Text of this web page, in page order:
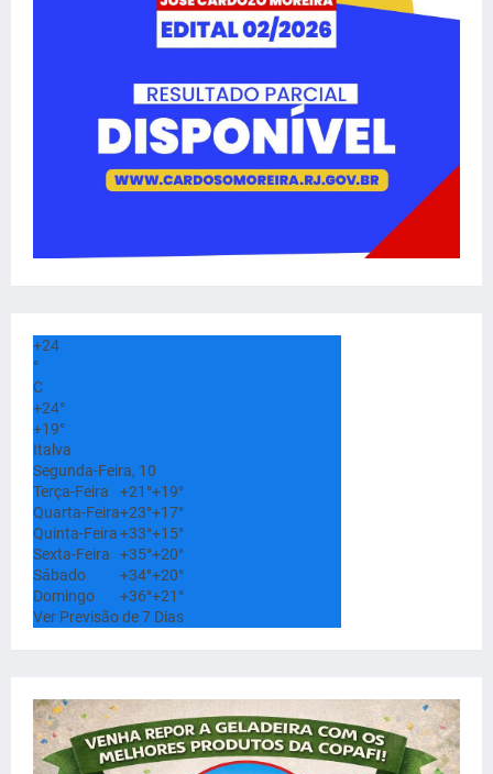
+24
°
C
+24°
+19°
Italva
Segunda-Feira, 10
Terça-Feira
+21°+19°
Quarta-Feira+23°+17°
Quinta-Feira+33°+15°
Sexta-Feira
+35°+20°
Sábado
+34°+20°
Domingo
+36°+21°
Ver Previsão de 7 Dias